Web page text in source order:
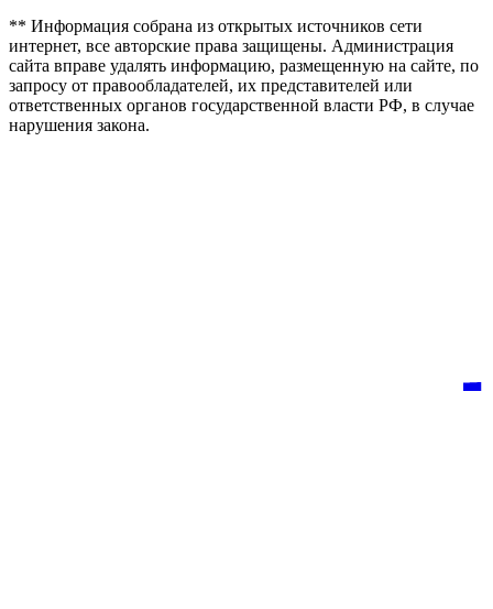
** Информация собрана из открытых источников сети
интернет, все авторские права защищены. Администрация
сайта вправе удалять информацию, размещенную на сайте, по
запросу от правообладателей, их представителей или
ответственных органов государственной власти РФ, в случае
нарушения закона.